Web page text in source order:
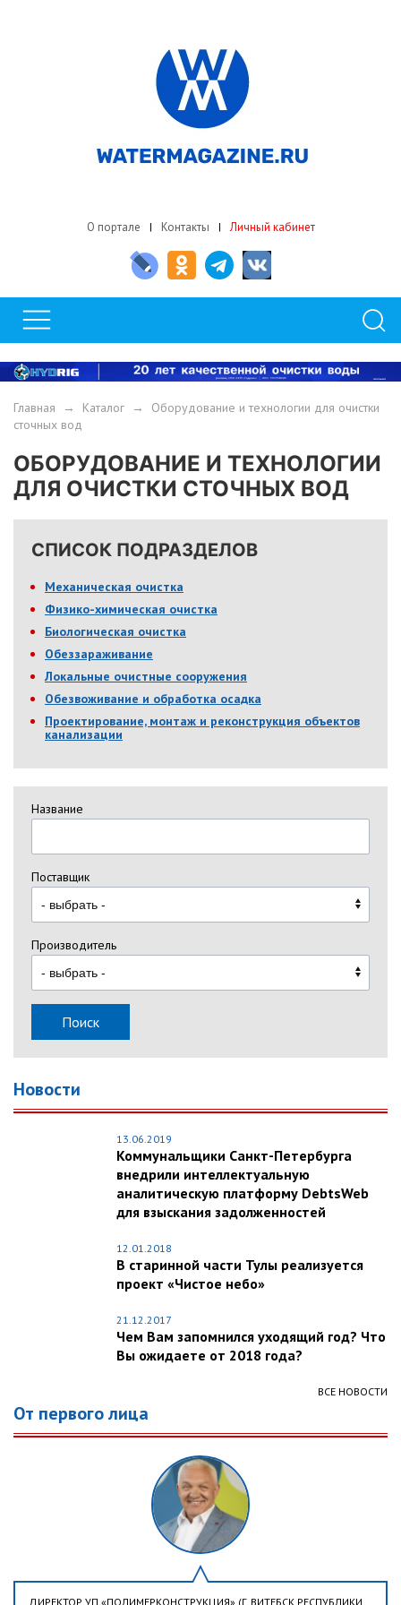
О портале Контакты Личный кабинет
Главная → Каталог → Оборудование и технологии для очистки
сточных вод
ОБОРУДОВАНИЕ И ТЕХНОЛОГИИ
ДЛЯ ОЧИСТКИ СТОЧНЫХ ВОД
СПИСОК ПОДРАЗДЕЛОВ
Механическая очистка
Физико-химическая очистка
Биологическая очистка
Обеззараживание
Локальные очистные сооружения
Обезвоживание и обработка осадка
Проектирование, монтаж и реконструкция объектов
канализации
Название
Поставщик
Производитель
Поиск
Новости
13.06.2019
Коммунальщики Санкт-Петербурга
внедрили интеллектуальную
аналитическую платформу DebtsWeb
для взыскания задолженностей
12.01.2018
В старинной части Тулы реализуется
проект «Чистое небо»
21.12.2017
Чем Вам запомнился уходящий год? Что
Вы ожидаете от 2018 года?
ВСЕ НОВОСТИ
От первого лица
ДИРЕКТОР УП «ПОЛИМЕРКОНСТРУКЦИЯ» (Г. ВИТЕБСК РЕСПУБЛИКИ